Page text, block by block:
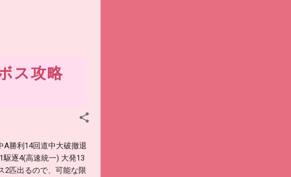
ス攻略
A勝利14回道中大破撤退
逐4(高速統一) 大発13
2匹出るので、可能な限